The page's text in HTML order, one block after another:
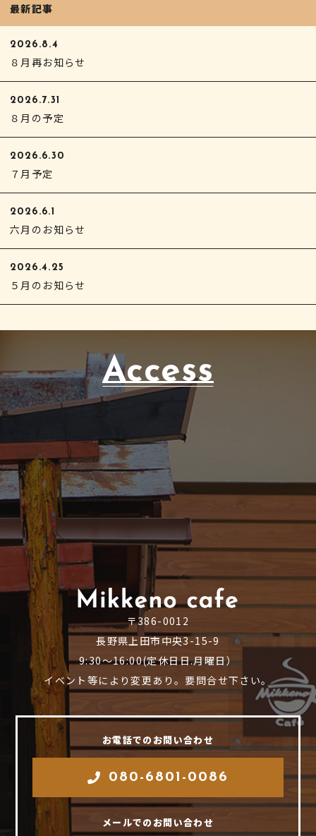
最新記事
2026.8.4
８月再お知らせ
2026.7.31
８月の予定
2026.6.30
７月予定
2026.6.1
六月のお知らせ
2026.4.25
５月のお知らせ
Access
〒386-0012
長野県上田市中央3-15-9
9:30～16:00(定休日日.月曜日）
イベント等により変更あり。要問合せ下さい。
お電話でのお問い合わせ
080-6801-0086
メールでのお問い合わせ